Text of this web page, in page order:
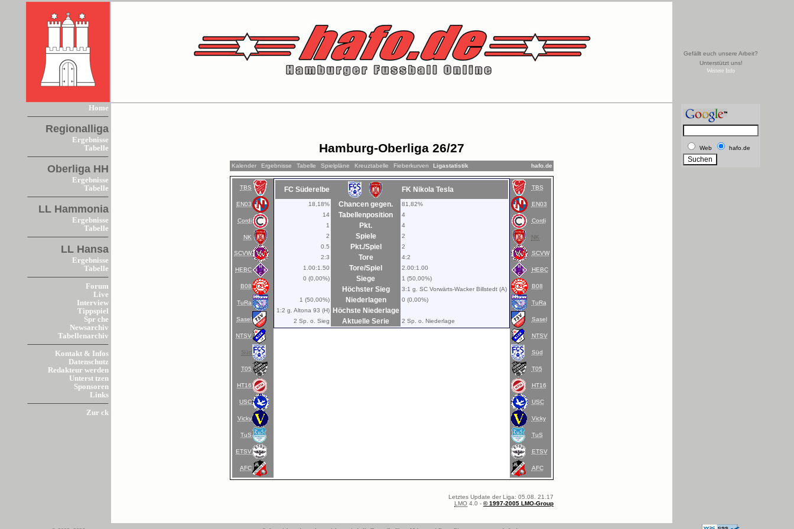
Gefällt euch unsere Arbeit?
Unterstützt uns!
Weitere Info
Home
Regionalliga
Ergebnisse
Tabelle
Oberliga HH
Ergebnisse
Tabelle
LL Hammonia
Ergebnisse
Tabelle
LL Hansa
Ergebnisse
Tabelle
Forum
Live
Interview
Tippspiel
Spr che
Newsarchiv
Tabellenarchiv
Kontakt & Infos
Datenschutz
Redakteur werden
Unterst tzen
Sponsoren
Links
Zur ck
Hamburg-Oberliga 26/27
Kalender Ergebnisse Tabelle Spielpläne Kreuztabelle Fieberkurven Ligastatistik hafo.de
TBS
EN03
Cordi
NK
SCVW
HEBC
B08
TuRa
Sasel
NTSV
Süd
T05
HT16
USC
Vicky
TuS
ETSV
AFC
FC Süderelbe FK Nikola Tesla
18,18% Chancen gegen.
81,82%
14
Tabellenposition
4
1
Pkt.
4
2
Spiele
2
0.5
Pkt./Spiel
2
2:3
Tore
4:2
1.00:1.50
Tore/Spiel
2.00:1.00
0 (0,00%)
Siege 1 (50,00%)
Höchster Sieg
3:1 g. SC Vorwärts-Wacker Billstedt (A)
1 (50,00%)
Niederlagen
0 (0,00%)
1:2 g. Altona 93 (H) Höchste Niederlage
2 Sp. o. Sieg Aktuelle Serie 2 Sp. o. Niederlage
TBS
EN03
Cordi
NK
SCVW
HEBC
B08
TuRa
Sasel
NTSV
Süd
T05
HT16
USC
Vicky
TuS
ETSV
AFC
Letztes Update der Liga: 05.08. 21.17
LMO 4.0 - © 1997-2005 LMO-Group
Web hafo.de